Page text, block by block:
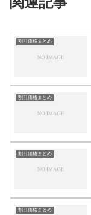
割引価格まとめ
割引価格まとめ
割引価格まとめ
割引価格まとめ